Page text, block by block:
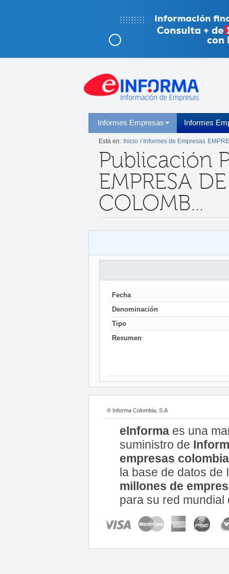
Informes Empresas Informes
Está en: Inicio / Informes de Empresas
Publicación
EMPRESA
COLOMB...
Fecha
Denominación
Tipo
Resumen
® Informa Colombia, S.A
eInforma es una
suministro de
empresas
la base de datos de
millones de
para su red